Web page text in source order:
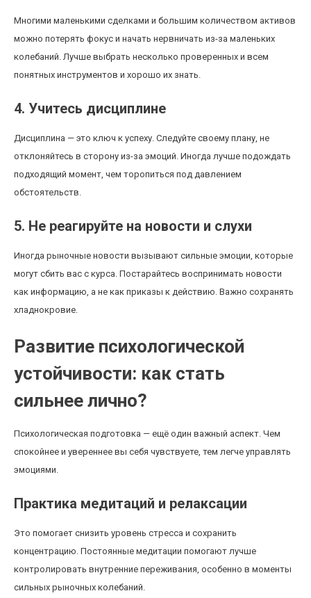
Многими маленькими сделками и большим количеством активов
можно потерять фокус и начать нервничать из-за маленьких
колебаний. Лучше выбрать несколько проверенных и всем
понятных инструментов и хорошо их знать.
4. Учитесь дисциплине
Дисциплина — это ключ к успеху. Следуйте своему плану, не
отклоняйтесь в сторону из-за эмоций. Иногда лучше подождать
подходящий момент, чем торопиться под давлением
обстоятельств.
5. Не реагируйте на новости и слухи
Иногда рыночные новости вызывают сильные эмоции, которые
могут сбить вас с курса. Постарайтесь воспринимать новости
как информацию, а не как приказы к действию. Важно сохранять
хладнокровие.
Развитие психологической
устойчивости: как стать
сильнее лично?
Психологическая подготовка — ещё один важный аспект. Чем
спокойнее и увереннее вы себя чувствуете, тем легче управлять
эмоциями.
Практика медитаций и релаксации
Это помогает снизить уровень стресса и сохранить
концентрацию. Постоянные медитации помогают лучше
контролировать внутренние переживания, особенно в моменты
сильных рыночных колебаний.